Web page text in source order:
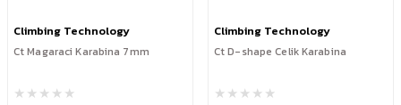
Climbing Technology
Ct Magaraci Karabina 7mm
Climbing Technology
Ct D-shape Celik Karabina